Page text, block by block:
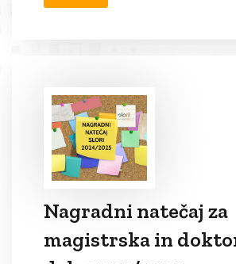
Nagradni natečaj za
magistrska in